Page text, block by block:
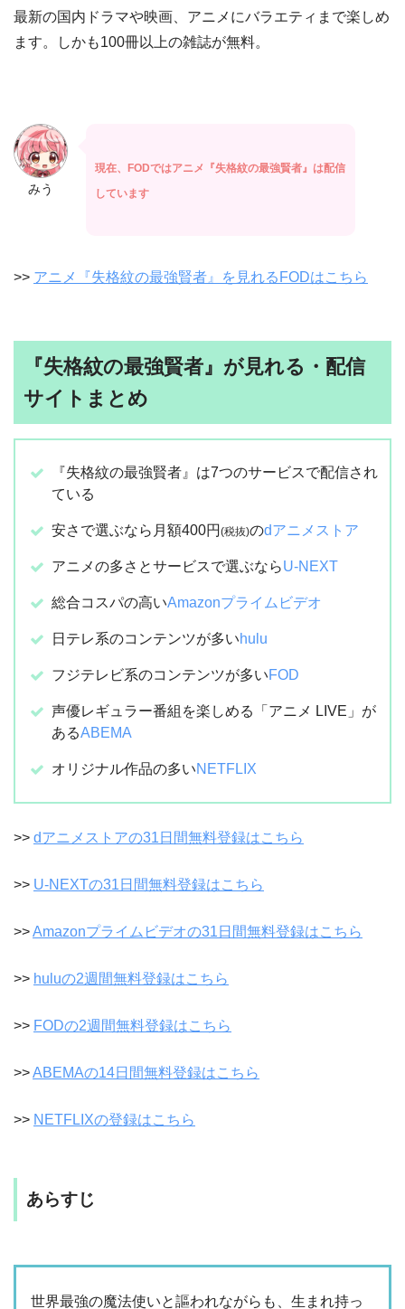
最新の国内ドラマや映画、アニメにバラエティまで楽しめ
ます。しかも100冊以上の雑誌が無料。
みう
現在、FODではアニメ『失格紋の最強賢者』は配信
しています
>> アニメ『失格紋の最強賢者』を見れるFODはこちら
『失格紋の最強賢者』が見れる・配信
サイトまとめ
『失格紋の最強賢者』は7つのサービスで配信され
ている
安さで選ぶなら月額400円 (税抜)のdアニメストア
アニメの多さとサービスで選ぶならU-NEXT
総合コスパの高いAmazonプライムビデオ
日テレ系のコンテンツが多いhulu
フジテレビ系のコンテンツが多いFOD
声優レギュラー番組を楽しめる「アニメ LIVE」が
あるABEMA
オリジナル作品の多いNETFLIX
>> dアニメストアの31日間無料登録はこちら
>> U-NEXTの31日間無料登録はこちら
>>Amazonプライムビデオの31日間無料登録はこちら
>> huluの2週間無料登録はこちら
>> FODの2週間無料登録はこちら
>>ABEMAの14日間無料登録はこちら
>> NETFLIXの登録はこちら
あらすじ
世界最強の魔法使いと謳われながらも、生まれ持っ